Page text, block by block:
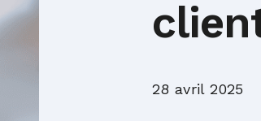
28 avril 2025